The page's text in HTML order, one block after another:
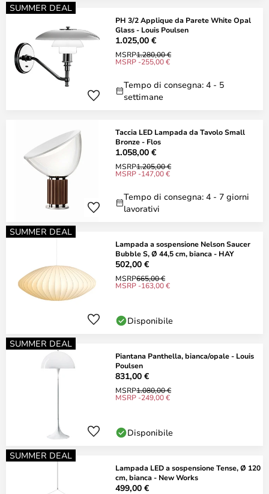
SUMMER DEAL
PH 3/2 Applique da Parete White Opal
Glass - Louis Poulsen
1.025,00 €
MSRP1.280,00 €
MSRP -255,00 €
Tempo di consegna: 4 - 5
settimane
Taccia LED Lampada da Tavolo Small
Bronze - Flos
1.058,00 €
MSRP1.205,00 €
MSRP -147,00 €
Tempo di consegna: 4 - 7 giorni
lavorativi
SUMMER DEAL
Lampada a sospensione Nelson Saucer
Bubble S, Ø 44,5 cm, bianca - HAY
502,00 €
MSRP665,00 €
MSRP -163,00 €
Disponibile
SUMMER DEAL
Piantana Panthella, bianca/opale - Louis
Poulsen
831,00 €
MSRP1.080,00 €
MSRP -249,00 €
Disponibile
SUMMER DEAL
Lampada LED a sospensione Tense, Ø 120
cm, bianca - New Works
499,00 €